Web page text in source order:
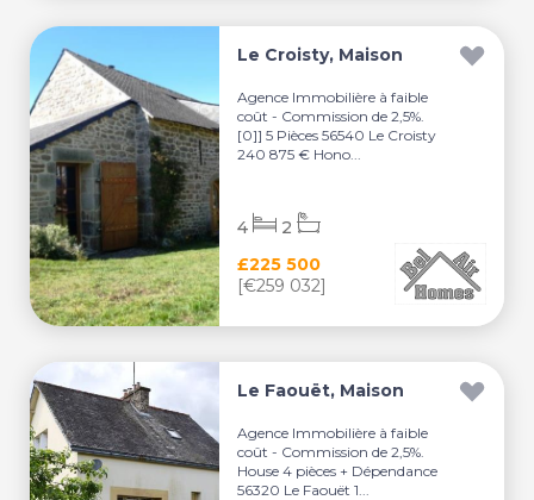
Le Croisty, Maison
Agence Immobilière à faible
coût - Commission de 2,5%.
[0]] 5 Pièces 56540 Le Croisty
240 875 € Hono...
£225 500
[€259 032]
4 2
Le Faouët, Maison
Agence Immobilière à faible
coût - Commission de 2,5%.
House 4 pièces + Dépendance
56320 Le Faouët 1...